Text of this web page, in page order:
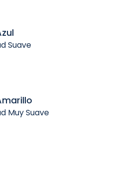
Suave
Muy Suave